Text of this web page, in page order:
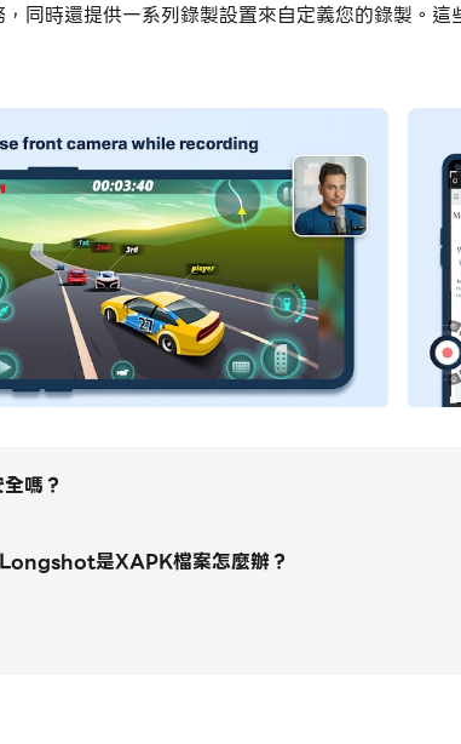
同時還提供一系列錄製設置來自定義您的錄製。
拼接在一起和修剪視頻的能力。使用“標記照片”
製屏幕。
錄製質量、音頻源和錄製時間限制。
括“標記照片”功能，該功能允許您為照片添加註
像格式和質量。無論您是專業人士還是新手，它
/恢復、停止、繪圖和屏幕捕獲。
嗎？
是XAPK檔案怎麼辦？